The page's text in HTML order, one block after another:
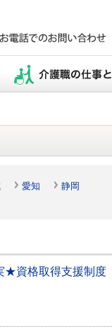
愛知
静岡
★資格取得支援制度